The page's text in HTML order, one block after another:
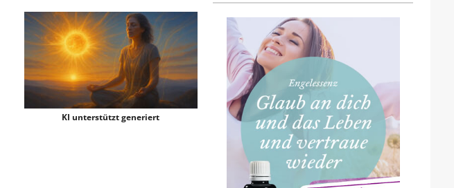
KI unterstützt generiert